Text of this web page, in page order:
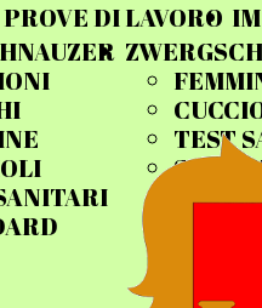
PROVE DI LAVORO
TEST